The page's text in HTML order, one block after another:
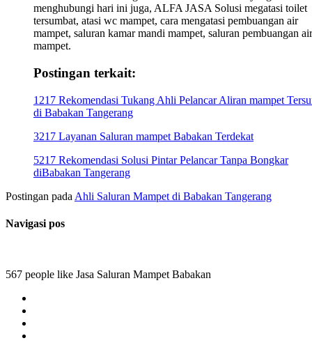
menghubungi hari ini juga, ALFA JASA Solusi megatasi toilet
tersumbat, atasi wc mampet, cara mengatasi pembuangan air
mampet, saluran kamar mandi mampet, saluran pembuangan air
mampet.
Postingan terkait:
1217 Rekomendasi Tukang Ahli Pelancar Aliran mampet
di Babakan Tangerang
3217 Layanan Saluran mampet Babakan Terdekat
5217 Rekomendasi Solusi Pintar Pelancar Tanpa Bongkar
diBabakan Tangerang
Postingan pada Ahli Saluran Mampet di Babakan Tangerang
Navigasi pos
567 people like Jasa Saluran Mampet Babakan